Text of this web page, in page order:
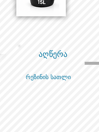
აღწერა
რეზინის სათლი